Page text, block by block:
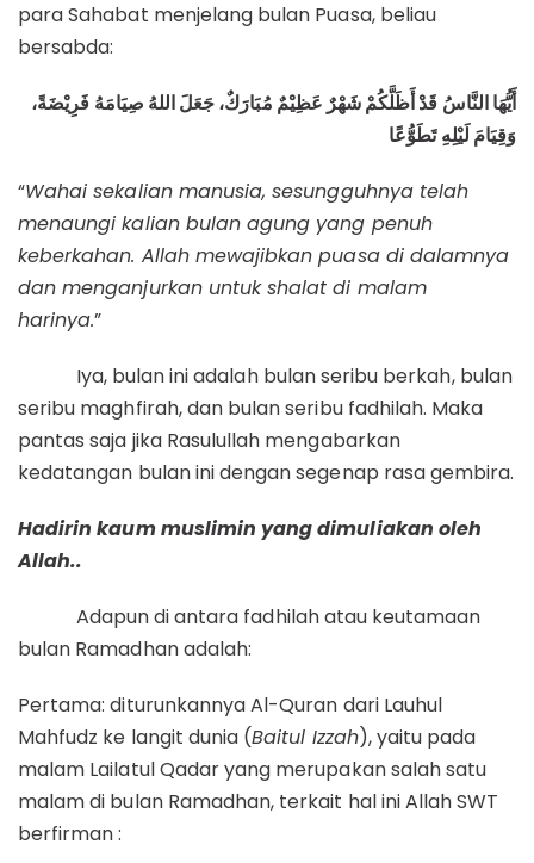
para Sahabat menjelang bulan Puasa, beliau
bersabda:
أَيُّهَا النَّاسُ قَدْ أَظَلَّكُمْ شَهْرٌ عَظِيْمٌ مُبَارَكٌ، جَعَلَ اللهُ صِيَامَهُ فَرِيْضَةً،
وَقِيَامَ لَيْلِهِ تَطَوُّعًا
“Wahai sekalian manusia, sesungguhnya telah
menaungi kalian bulan agung yang penuh
keberkahan. Allah mewajibkan puasa di dalamnya
dan menganjurkan untuk shalat di malam
harinya.”
Iya, bulan ini adalah bulan seribu berkah, bulan
seribu maghfirah, dan bulan seribu fadhilah. Maka
pantas saja jika Rasulullah mengabarkan
kedatangan bulan ini dengan segenap rasa gembira.
Hadirin kaum muslimin yang dimuliakan oleh
Allah..
Adapun di antara fadhilah atau keutamaan
bulan Ramadhan adalah:
Pertama: diturunkannya Al-Quran dari Lauhul
Mahfudz ke langit dunia (Baitul Izzah), yaitu pada
malam Lailatul Qadar yang merupakan salah satu
malam di bulan Ramadhan, terkait hal ini Allah SWT
berfirman :